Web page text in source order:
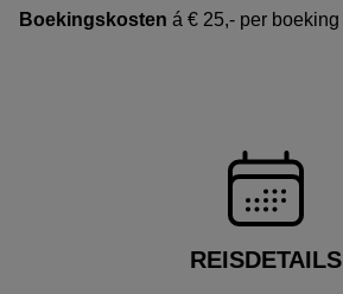
Boekingskosten á € 25,- per boeking
REISDETAILS